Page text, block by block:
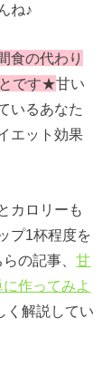
ね♪
食の代わり
とです★甘い
いるあなた
エット効果
カロリーも
プ1杯程度を
らの記事、甘
作ってみよ
く解説してい